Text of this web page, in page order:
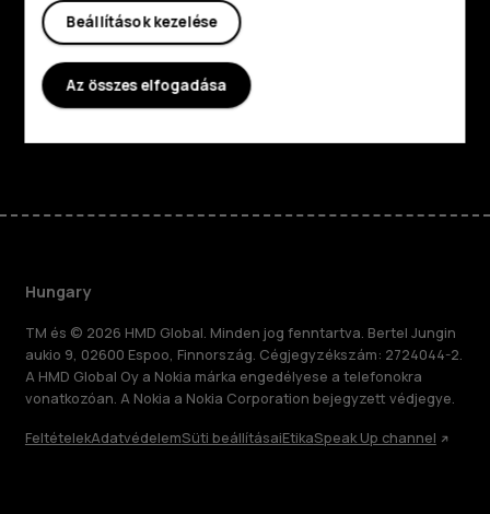
Planet and people
Támogatás
Hungary
TM és © 2026 HMD Global. Minden jog fenntartva. Bertel Jungin
aukio 9, 02600 Espoo, Finnország. Cégjegyzékszám: 2724044-2.
A HMD Global Oy a Nokia márka engedélyese a telefonokra
vonatkozóan. A Nokia a Nokia Corporation bejegyzett védjegye.
FeltételekAdatvédelemSüti beállításaiEtikaSpeak Up channel
Beállítások kezelése
Az összes elfogadása